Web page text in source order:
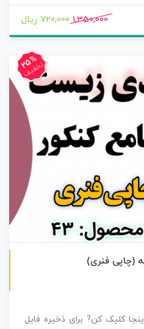
1,350,000 720,000 ریال
25%
تخفیف
(چاپی فنری)
کلیک کن? برای ذخیره فایل